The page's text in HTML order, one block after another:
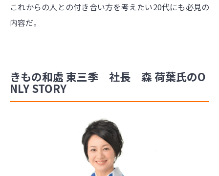
これからの人との付き合い方を考えたい20代にも必見の
内容だ。
きもの和處 東三季 社長 森 荷葉氏のO
NLY STORY